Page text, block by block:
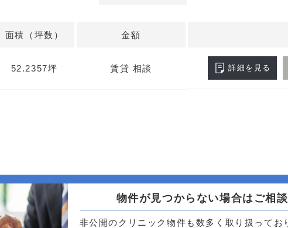
面積（坪数） 金額
52.2357坪 賃貸 相談 詳細を見る
物件が見つからない場合はご相
非公開のクリニック物件も数多く取り扱ってお